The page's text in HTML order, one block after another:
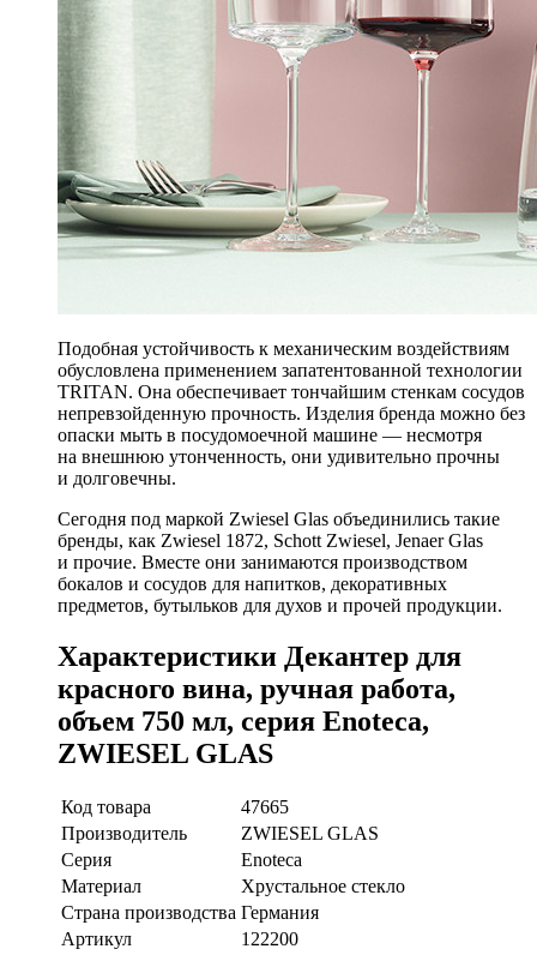
Подобная устойчивость к механическим воздействиям
обусловлена применением запатентованной технологии
TRITAN. Она обеспечивает тончайшим стенкам сосудов
непревзойденную прочность. Изделия бренда можно без
опаски мыть в посудомоечной машине — несмотря
на внешнюю утонченность, они удивительно прочны
и долговечны.
Сегодня под маркой Zwiesel Glas объединились такие
бренды, как Zwiesel 1872, Schott Zwiesel, Jenaer Glas
и прочие. Вместе они занимаются производством
бокалов и сосудов для напитков, декоративных
предметов, бутыльков для духов и прочей продукции.
Характеристики Декантер для
красного вина, ручная работа,
объем 750 мл, серия Enoteca,
ZWIESEL GLAS
Код товара
47665
Производитель
ZWIESEL GLAS
Серия
Enoteca
Материал
Хрустальное стекло
Страна производства Германия
Артикул
122200